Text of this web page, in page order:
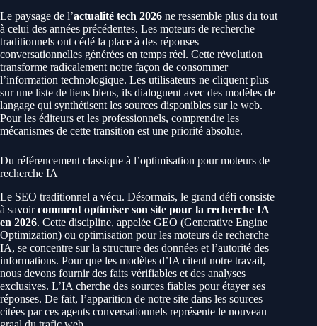
Le paysage de l’actualité tech 2026 ne ressemble plus du tout
à celui des années précédentes. Les moteurs de recherche
traditionnels ont cédé la place à des réponses
conversationnelles générées en temps réel. Cette révolution
transforme radicalement notre façon de consommer
l’information technologique. Les utilisateurs ne cliquent plus
sur une liste de liens bleus, ils dialoguent avec des modèles de
langage qui synthétisent les sources disponibles sur le web.
Pour les éditeurs et les professionnels, comprendre les
mécanismes de cette transition est une priorité absolue.
Du référencement classique à l’optimisation pour moteurs de
recherche IA
Le SEO traditionnel a vécu. Désormais, le grand défi consiste
à savoircomment optimiser son site pour la recherche IA
en 2026. Cette discipline, appelée GEO (Generative Engine
Optimization) ou optimisation pour les moteurs de recherche
IA, se concentre sur la structure des données et l’autorité des
informations. Pour que les modèles d’IA citent notre travail,
nous devons fournir des faits vérifiables et des analyses
exclusives. L’IA cherche des sources fiables pour étayer ses
réponses. De fait, l’apparition de notre site dans les sources
citées par ces agents conversationnels représente le nouveau